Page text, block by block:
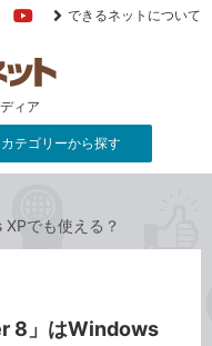
ィア
FacebookYouTube
できるネットについて
カテゴリーから探す
でも使える？
8」はWindows